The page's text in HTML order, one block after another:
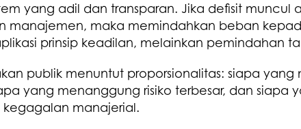
yang adil dan transparan. Jika defisit muncul
manajemen, maka memindahkan beban
prinsip keadilan, melainkan pemindahan
publik menuntut proporsionalitas: siapa
yang menanggung risiko terbesar, dan siapa
manajerial.